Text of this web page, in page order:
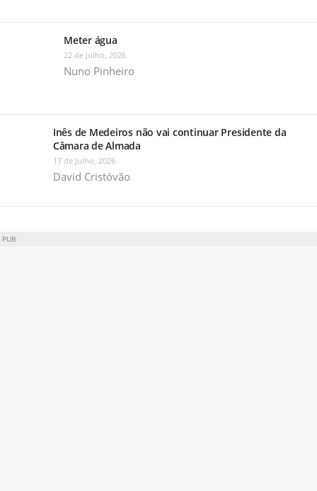
Meter água
22 de Julho, 2026
Nuno Pinheiro
Inês de Medeiros não vai continuar Presidente da
Câmara de Almada
17 de Julho, 2026
David Cristóvão
PUB